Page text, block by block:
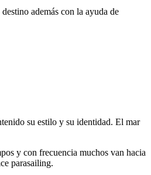
además con la ayuda de
su estilo y su identidad. El mar
y con frecuencia muchos van hacia
parasailing.